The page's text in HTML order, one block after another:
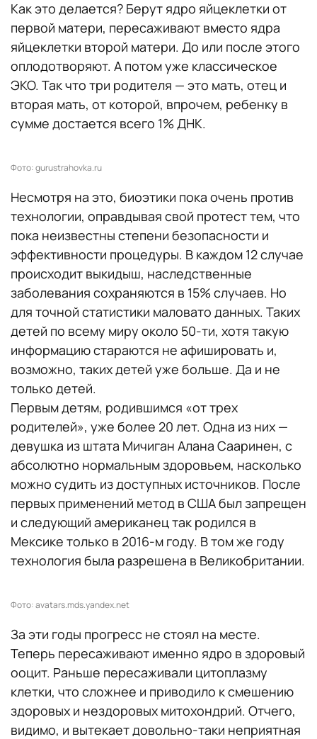
Как это делается? Берут ядро яйцеклетки от
первой матери, пересаживают вместо ядра
яйцеклетки второй матери. До или после этого
оплодотворяют. А потом уже классическое
ЭКО. Так что три родителя — это мать, отец и
вторая мать, от которой, впрочем, ребенку в
сумме достается всего 1% ДНК.
Фото: gurustrahovka.ru
Несмотря на это, биоэтики пока очень против
технологии, оправдывая свой протест тем, что
пока неизвестны степени безопасности и
эффективности процедуры. В каждом 12 случае
происходит выкидыш, наследственные
заболевания сохраняются в 15% случаев. Но
для точной статистики маловато данных. Таких
детей по всему миру около 50-ти, хотя такую
информацию стараются не афишировать и,
возможно, таких детей уже больше. Да и не
только детей.
Первым детям, родившимся «от трех
родителей», уже более 20 лет. Одна из них —
девушка из штата Мичиган Алана Сааринен, с
абсолютно нормальным здоровьем, насколько
можно судить из доступных источников. После
первых применений метод в США был запрещен
и следующий американец так родился в
Мексике только в 2016-м году. В том же году
технология была разрешена в Великобритании.
Фото: avatars.mds.yandex.net
За эти годы прогресс не стоял на месте.
Теперь пересаживают именно ядро в здоровый
ооцит. Раньше пересаживали цитоплазму
клетки, что сложнее и приводило к смешению
здоровых и нездоровых митохондрий. Отчего,
видимо, и вытекает довольно-таки неприятная